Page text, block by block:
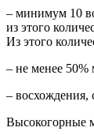
– минимум 10
из этого
Из этого
– не менее 50%
– восхождения,
Высокогорные